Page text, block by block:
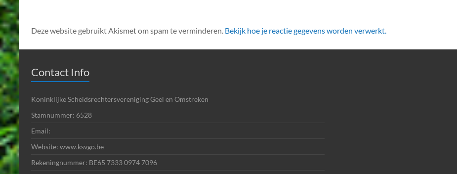
Deze website gebruikt Akismet om spam te verminderen. Bekijk hoe je reactie gegevens worden verwerkt.
Contact Info
Koninklijke Scheidsrechtersvereniging Geel en Omstreken
Stamnummer: 6528
Email:
Website: www.ksvgo.be
Rekeningnummer: BE65 7333 0974 7096